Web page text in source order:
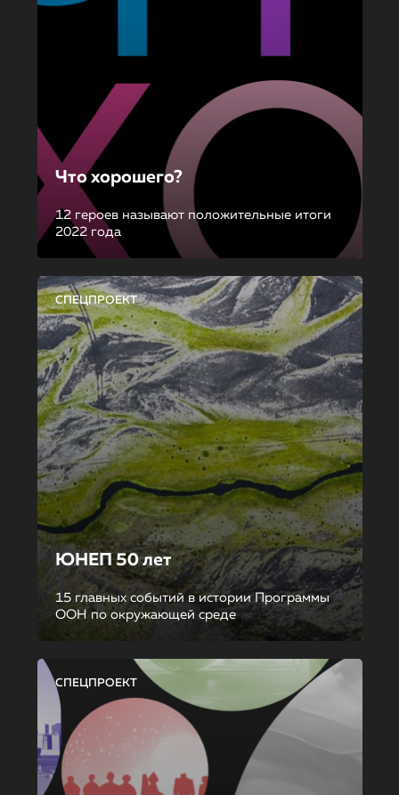
Что хорошего?
12 героев называют положительные итоги
2022 года
СПЕЦПРОЕКТ
ЮНЕП 50 лет
15 главных событий в истории Программы
ООН по окружающей среде
СПЕЦПРОЕКТ